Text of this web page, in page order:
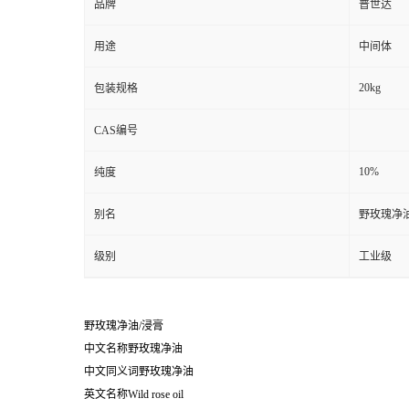
品牌 普世达
用途 中间体
包装规格 20kg
CAS编号
纯度 10%
别名 野玫瑰净
级别 工业级
野玫瑰净油/浸膏
中文名称野玫瑰净油
中文同义词野玫瑰净油
英文名称Wild rose oil